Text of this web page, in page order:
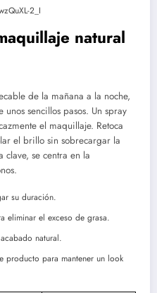
2_I
natural
de la mañana a la noche,
sencillos pasos. Un spray
el maquillaje. Retoca
el brillo sin sobrecargar la
se centra en la
su duración.
eliminar el exceso de grasa.
natural.
producto para mantener un look